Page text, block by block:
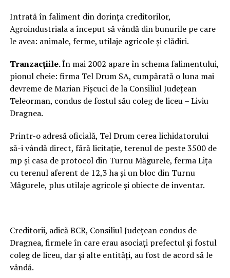
Intrată în faliment din dorința creditorilor,
Agroindustriala a început să vândă din bunurile pe care
le avea: animale, ferme, utilaje agricole și clădiri.
Tranzacțiile.În mai 2002 apare în schema falimentului,
pionul cheie: firma Tel Drum SA, cumpărată o luna mai
devreme de Marian Fișcuci de la Consiliul Județean
Teleorman, condus de fostul său coleg de liceu – Liviu
Dragnea.
Printr-o adresă oficială, Tel Drum cerea lichidatorului
să-i vândă direct, fără licitație, terenul de peste 3500 de
mp și casa de protocol din Turnu Măgurele, ferma Lița
cu terenul aferent de 12,3 ha și un bloc din Turnu
Măgurele, plus utilaje agricole și obiecte de inventar.
Creditorii, adică BCR, Consiliul Județean condus de
Dragnea, firmele în care erau asociați prefectul și fostul
coleg de liceu, dar și alte entități, au fost de acord să le
vândă.